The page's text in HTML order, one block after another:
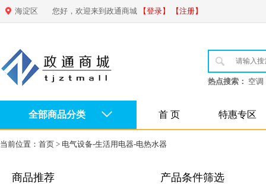
海淀区 您好，欢迎来到政通商城 【登录】 【注册】
热点搜索： 空调
全部商品分类 首 页 特惠专区
当前位置： 首页 > 电气设备-生活用电器-电热水器
商品推荐 产品条件筛选